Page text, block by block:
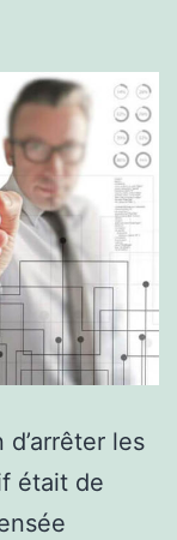
les
était de